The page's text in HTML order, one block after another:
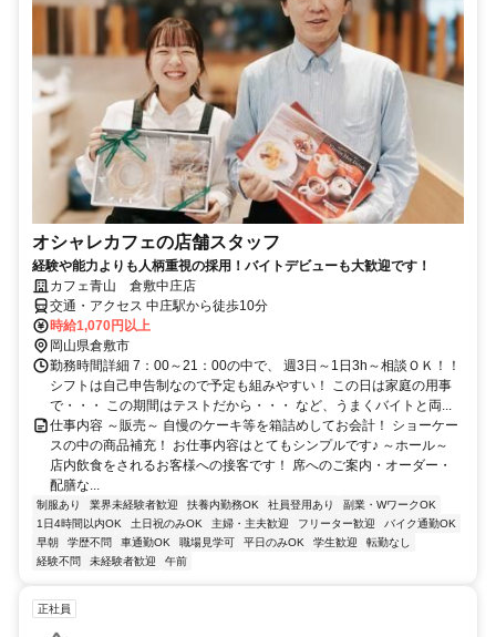
オシャレカフェの店舗スタッフ
経験や能力よりも人柄重視の採用！バイトデビューも大歓迎です！
カフェ青山 倉敷中庄店
交通・アクセス 中庄駅から徒歩10分
時給1,070円以上
岡山県倉敷市
勤務時間詳細 7：00～21：00の中で、 週3日～1日3h～相談ＯＫ！！
シフトは自己申告制なので予定も組みやすい！ この日は家庭の用事
で・・・ この期間はテストだから・・・ など、うまくバイトと両...
仕事内容 ～販売～ 自慢のケーキ等を箱詰めしてお会計！ ショーケー
スの中の商品補充！ お仕事内容はとてもシンプルです♪ ～ホール～
店内飲食をされるお客様への接客です！ 席へのご案内・オーダー・
配膳な...
制服あり 業界未経験者歓迎 扶養内勤務OK 社員登用あり
副業・WワークOK
1日4時間以内OK
土日祝のみOK 主婦・主夫歓迎 フリーター歓迎
バイク通勤OK
早朝
学歴不問 車通勤OK 職場見学可 平日のみOK 学生歓迎
転勤なし
経験不問
未経験者歓迎 午前
正社員